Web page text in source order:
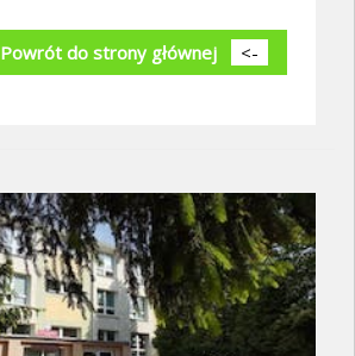
Powrót do strony głównej <-